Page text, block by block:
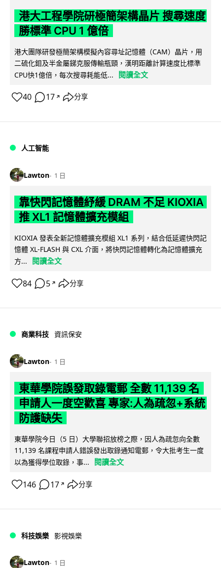
港大工程學院研極簡架構晶片 搜尋速度
勝標準 CPU 1 億倍
港大團隊研發極簡架構模擬內容尋址記憶體（CAM）晶片，用
二硫化鉬及半金屬銻克服傳輸瓶頸，漢明距離計算速度比標準
CPU快1億倍，每次搜尋耗能低...
閱讀全文
40 17 ↗ 分享
人工智能
Lawton 1 日
靠快閃記憶體紓緩 DRAM 不足 KIOXIA
推 XL1 記憶體擴充模組
KIOXIA 發表全新記憶體擴充模組 XL1 系列，結合低延遲快閃記
憶體 XL-FLASH 與 CXL 介面，將快閃記憶體轉化為記憶體擴充
方...
閱讀全文
84 5 ↗ 分享
商業科技 資訊保安
Lawton 1 日
東華學院誤發取錄電郵 全數 11,139 名
申請人一度空歡喜 專家:人為疏忽+系統
防護缺失
東華學院今日（5 日）大學聯招放榜之際，因人為疏忽向全數
11,139 名課程申請人錯誤發出取錄通知電郵，令大批考生一度
以為獲得學位取錄，事...
閱讀全文
146 17 ↗ 分享
科技娛樂 影視娛樂
Lawton 1 日